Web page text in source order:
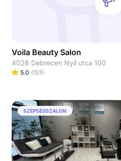
Voila Beauty Salon
4028 Debrecen Nyíl utca 100
5.0 (151)
SZÉPSÉGSZALON